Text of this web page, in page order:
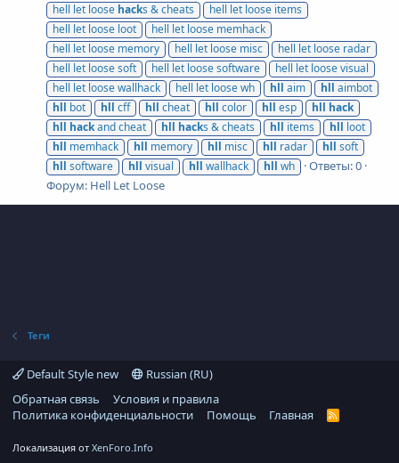
hell let loose hacks & cheats
hell let loose items
hell let loose loot
hell let loose memhack
hell let loose memory
hell let loose misc
hell let loose radar
hell let loose soft
hell let loose software
hell let loose visual
hell let loose wallhack
hell let loose wh hll aim hll aimbot
hll bot hll cff hll cheat hll color hll esp hll hack
hll hackand cheat hll hacks & cheats hll items hll loot
hll memhack hll memory hll misc hll radar hll soft
hll software hll visual hll wallhack hll wh
Ответы: 0
Форум: Hell Let Loose
Теги
Default Style new
Russian (RU)
Обратная связь
Условия и правила
Политика конфиденциальности
Помощь Главная
R
Локализация от XenForo.Info